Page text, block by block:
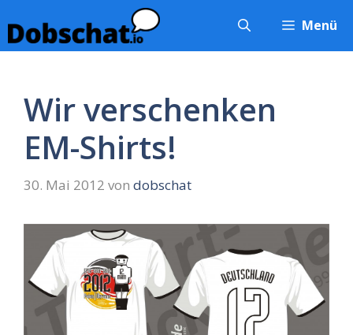
Inhalt
springen
Menü
Wir verschenken
EM-Shirts!
30. Mai 2012 von dobschat